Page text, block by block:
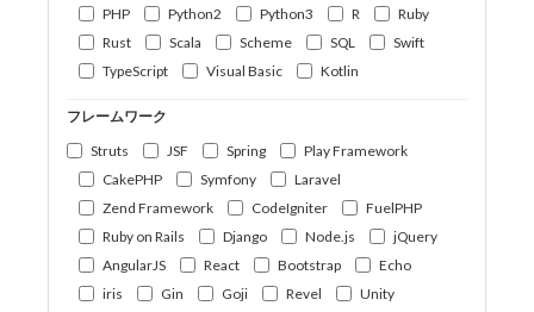
PHP
Python2 Python3 R
Ruby
Rust
Scala Scheme SQL
Swift
TypeScript
Visual Basic Kotlin
フレームワーク
Struts
JSF Spring
Play Framework
CakePHP
Symfony
Laravel
Zend Framework
CodeIgniter
FuelPHP
Ruby on Rails
Django Node.js
jQuery
AngularJS
React Bootstrap
Echo
iris
Gin Goji Revel
Unity